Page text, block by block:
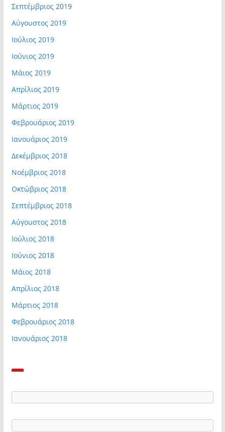
Σεπτέμβριος 2019
Αύγουστος 2019
Ιούλιος 2019
Ιούνιος 2019
Μάιος 2019
Απρίλιος 2019
Μάρτιος 2019
Φεβρουάριος 2019
Ιανουάριος 2019
Δεκέμβριος 2018
Νοέμβριος 2018
Οκτώβριος 2018
Σεπτέμβριος 2018
Αύγουστος 2018
Ιούλιος 2018
Ιούνιος 2018
Μάιος 2018
Απρίλιος 2018
Μάρτιος 2018
Φεβρουάριος 2018
Ιανουάριος 2018